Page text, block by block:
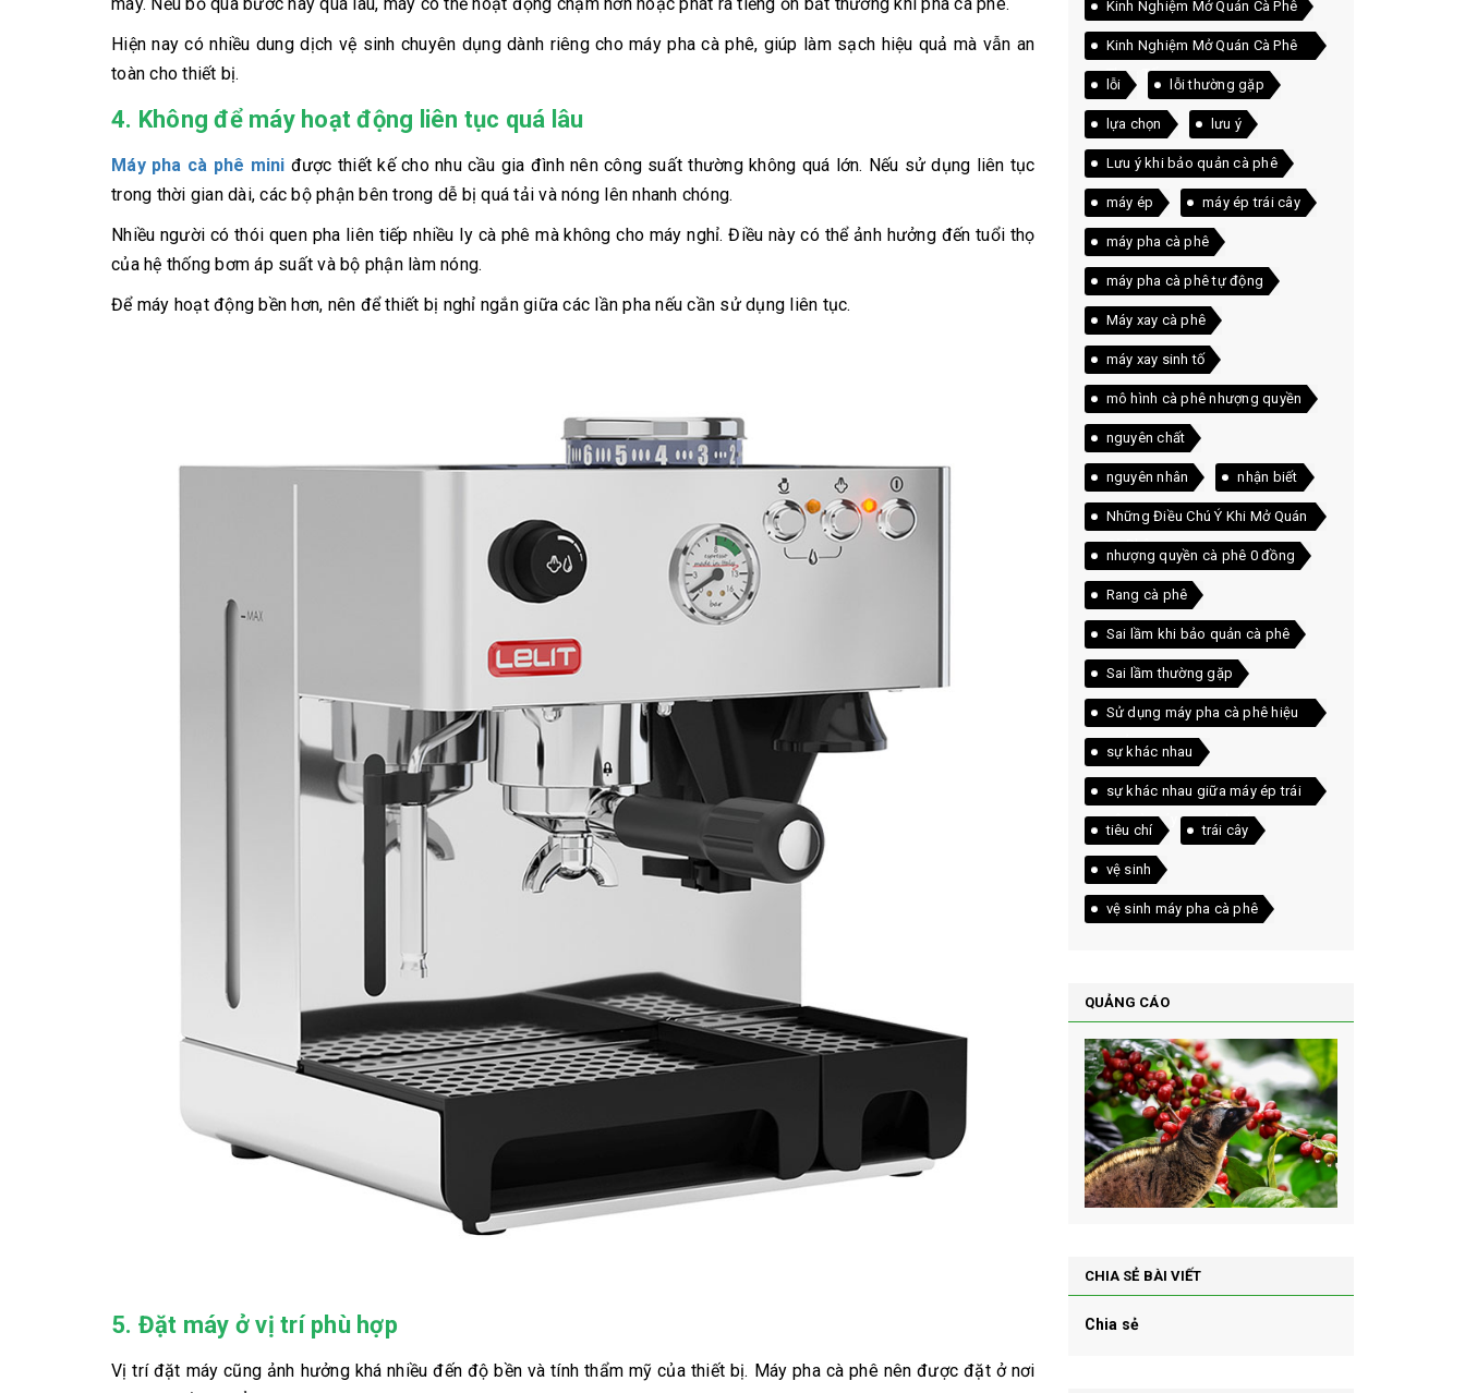
Hiện nay có nhiều dung dịch vệ sinh chuyên dụng dành riêng cho máy pha cà phê, giúp làm sạch hiệu quả mà vẫn an
toàn cho thiết bị.
4. Không để máy hoạt động liên tục quá lâu
Máy pha cà phê mini được thiết kế cho nhu cầu gia đình nên công suất thường không quá lớn. Nếu sử dụng liên tục
trong thời gian dài, các bộ phận bên trong dễ bị quá tải và nóng lên nhanh chóng.
Nhiều người có thói quen pha liên tiếp nhiều ly cà phê mà không cho máy nghỉ. Điều này có thể ảnh hưởng đến tuổi thọ
của hệ thống bơm áp suất và bộ phận làm nóng.
Để máy hoạt động bền hơn, nên để thiết bị nghỉ ngắn giữa các lần pha nếu cần sử dụng liên tục.
5. Đặt máy ở vị trí phù hợp
Vị trí đặt máy cũng ảnh hưởng khá nhiều đến độ bền và tính thẩm mỹ của thiết bị. Máy pha cà phê nên được đặt ở nơi
Kinh Nghiệm Mở Quán Cà Phê
Kinh Nghiệm Mở Quán Cà Phê
Thực Tế
lỗi lỗi thường gặp
lựa chọn lưu ý
Lưu ý khi bảo quản cà phê
máy ép máy ép trái cây
máy pha cà phê
máy pha cà phê tự động
Máy xay cà phê
máy xay sinh tố
mô hình cà phê nhượng quyền
nguyên chất
nguyên nhân nhận biết
Những Điều Chú Ý Khi Mở Quán
Cà Phê
nhượng quyền cà phê 0 đồng
Rang cà phê
Sai lầm khi bảo quản cà phê
Sai lầm thường gặp
Sử dụng máy pha cà phê hiệu
quả
sự khác nhau
sự khác nhau giữa máy ép trái
cây và máy xay sinh tố
tiêu chí trái cây
vệ sinh
vệ sinh máy pha cà phê
QUẢNG CÁO
CHIA SẺ BÀI VIẾT
Chia sẻ